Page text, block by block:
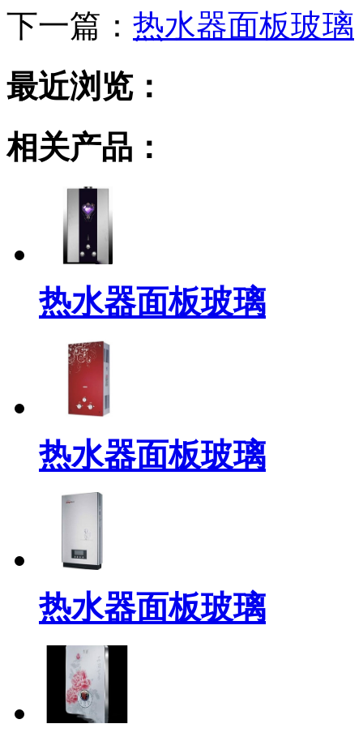
下一篇： 热水器面板玻璃
最近浏览：
相关产品：
热水器面板玻璃
热水器面板玻璃
热水器面板玻璃